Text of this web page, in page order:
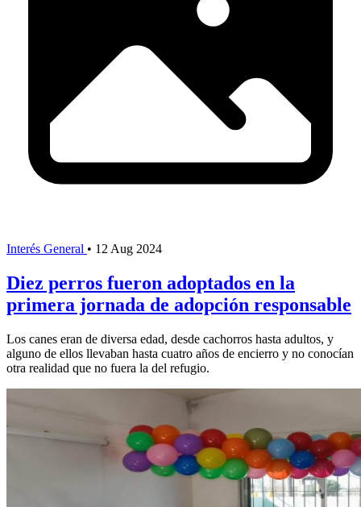
Interés General • 12 Aug 2024
Diez perros fueron adoptados en la
primera jornada de adopción responsable
Los canes eran de diversa edad, desde cachorros hasta adultos, y
alguno de ellos llevaban hasta cuatro años de encierro y no conocían
otra realidad que no fuera la del refugio.